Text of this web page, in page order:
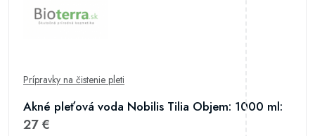
Prípravky na čistenie pleti
Akné pleťová voda Nobilis Tilia Objem: 1000 ml:
27 €